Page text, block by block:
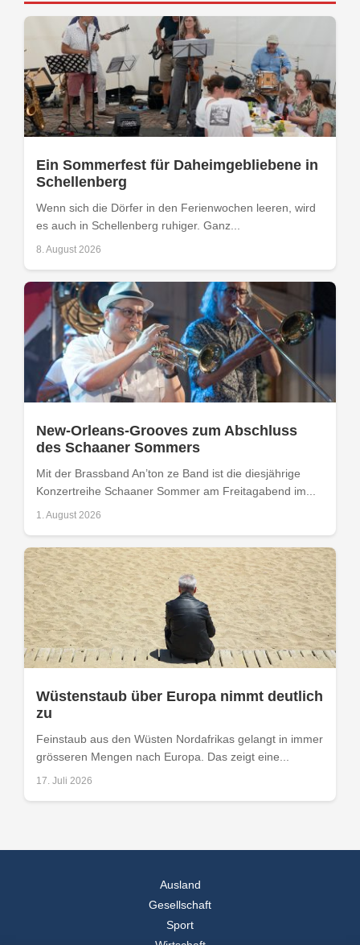
Ein Sommerfest für Daheimgebliebene in
Schellenberg
Wenn sich die Dörfer in den Ferienwochen leeren, wird
es auch in Schellenberg ruhiger. Ganz...
8. August 2026
New-Orleans-Grooves zum Abschluss
des Schaaner Sommers
Mit der Brassband An’ton ze Band ist die diesjährige
Konzertreihe Schaaner Sommer am Freitagabend im...
1. August 2026
Wüstenstaub über Europa nimmt deutlich
zu
Feinstaub aus den Wüsten Nordafrikas gelangt in immer
grösseren Mengen nach Europa. Das zeigt eine...
17. Juli 2026
Ausland
Gesellschaft
Sport